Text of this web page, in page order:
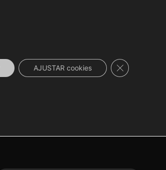
AJUSTAR cookies Cerrar el